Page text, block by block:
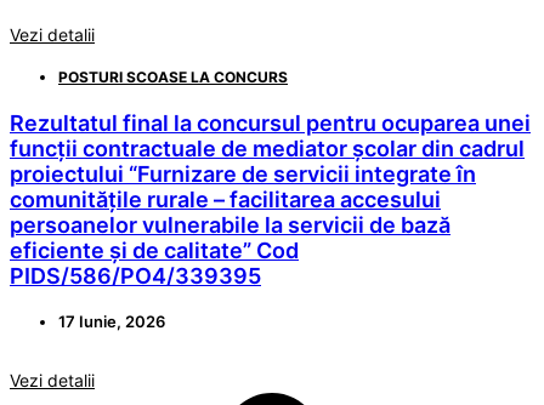
Vezi detalii
POSTURI SCOASE LA CONCURS
Rezultatul final la concursul pentru ocuparea unei
funcții contractuale de mediator școlar din cadrul
proiectului “Furnizare de servicii integrate în
comunitățile rurale – facilitarea accesului
persoanelor vulnerabile la servicii de bază
eficiente și de calitate” Cod
PIDS/586/PO4/339395
17 Iunie, 2026
Vezi detalii